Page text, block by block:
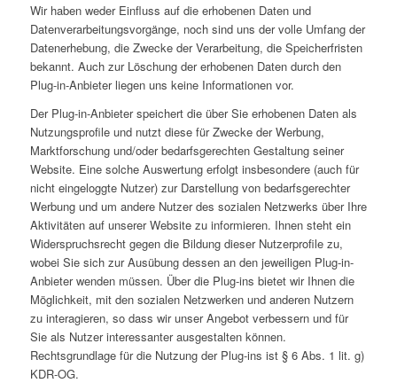
Wir haben weder Einfluss auf die erhobenen Daten und
Datenverarbeitungsvorgänge, noch sind uns der volle Umfang der
Datenerhebung, die Zwecke der Verarbeitung, die Speicherfristen
bekannt. Auch zur Löschung der erhobenen Daten durch den
Plug-in-Anbieter liegen uns keine Informationen vor.
Der Plug-in-Anbieter speichert die über Sie erhobenen Daten als
Nutzungsprofile und nutzt diese für Zwecke der Werbung,
Marktforschung und/oder bedarfsgerechten Gestaltung seiner
Website. Eine solche Auswertung erfolgt insbesondere (auch für
nicht eingeloggte Nutzer) zur Darstellung von bedarfsgerechter
Werbung und um andere Nutzer des sozialen Netzwerks über Ihre
Aktivitäten auf unserer Website zu informieren. Ihnen steht ein
Widerspruchsrecht gegen die Bildung dieser Nutzerprofile zu,
wobei Sie sich zur Ausübung dessen an den jeweiligen Plug-in-
Anbieter wenden müssen. Über die Plug-ins bietet wir Ihnen die
Möglichkeit, mit den sozialen Netzwerken und anderen Nutzern
zu interagieren, so dass wir unser Angebot verbessern und für
Sie als Nutzer interessanter ausgestalten können.
Rechtsgrundlage für die Nutzung der Plug-ins ist § 6 Abs. 1 lit. g)
KDR-OG.